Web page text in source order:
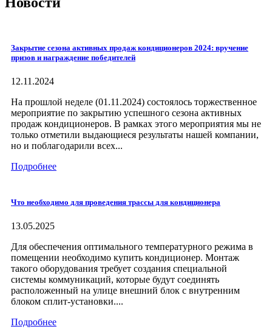
Закрытие сезона активных продаж кондиционеров 2024: вручение
призов и награждение победителей
12.11.2024
На прошлой неделе (01.11.2024) состоялось торжественное
мероприятие по закрытию успешного сезона активных
продаж кондиционеров. В рамках этого мероприятия мы не
только отметили выдающиеся результаты нашей компании,
но и поблагодарили всех...
Подробнее
Что необходимо для проведения трассы для кондиционера
13.05.2025
Для обеспечения оптимального температурного режима в
помещении необходимо купить кондиционер. Монтаж
такого оборудования требует создания специальной
системы коммуникаций, которые будут соединять
расположенный на улице внешний блок с внутренним
блоком сплит-установки....
Подробнее